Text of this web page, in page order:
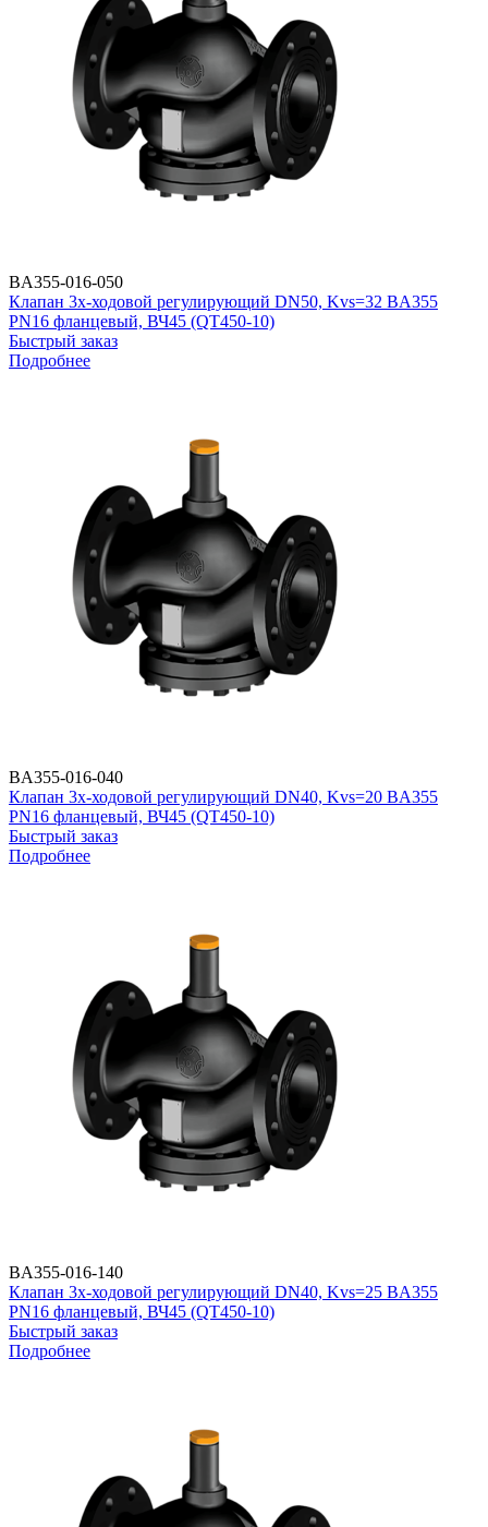
BA355-016-050
Клапан 3х-ходовой регулирующий DN50, Kvs=32 BA355
PN16 фланцевый, ВЧ45 (QT450-10)
Быстрый заказ
Подробнее
BA355-016-040
Клапан 3х-ходовой регулирующий DN40, Kvs=20 BA355
PN16 фланцевый, ВЧ45 (QT450-10)
Быстрый заказ
Подробнее
BA355-016-140
Клапан 3х-ходовой регулирующий DN40, Kvs=25 BA355
PN16 фланцевый, ВЧ45 (QT450-10)
Быстрый заказ
Подробнее